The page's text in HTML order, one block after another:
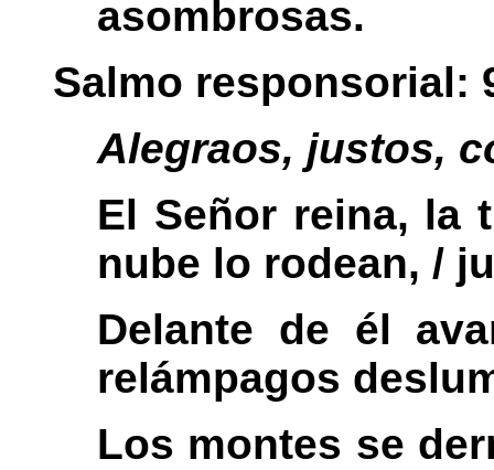
asombrosas.
Salmo responsorial:
Alegraos, justos,
El Señor reina, la
nube lo rodean, /
Delante de él
relámpagos
Los montes se